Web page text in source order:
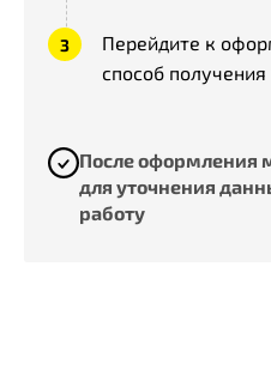
Перейдите к
способ
После оформления
для уточнения
работу